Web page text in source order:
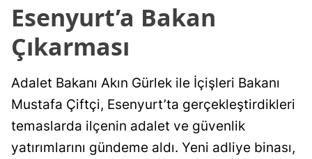
Esenyurt’a Bakan
Çıkarması
Adalet Bakanı Akın Gürlek ile İçişleri Bakanı
Mustafa Çiftçi, Esenyurt’ta gerçekleştirdikleri
temaslarda ilçenin adalet ve güvenlik
yatırımlarını gündeme aldı. Yeni adliye binası,